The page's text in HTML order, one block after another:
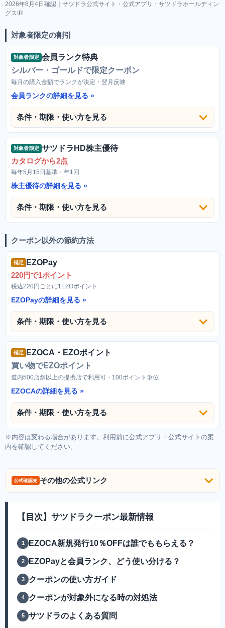
2026年8月4日確認｜サツドラ公式サイト・公式アプリ・サツドラホールディン
グスIR
対象者限定の割引
対象者限定 会員ランク特典
シルバー・ゴールドで限定クーポン
毎月の購入金額でランクが決定・翌月反映
会員ランクの詳細を見る
条件・期限・使い方を見る
対象者限定 サツドラHD株主優待
カタログから2点
毎年5月15日基準・年1回
株主優待の詳細を見る
条件・期限・使い方を見る
クーポン以外の節約方法
補足
EZOPay
220円で1ポイント
税込220円ごとに1EZOポイント
EZOPayの詳細を見る
条件・期限・使い方を見る
補足
EZOCA・EZOポイント
買い物でEZOポイント
道内500店舗以上の提携店で利用可・100ポイント単位
EZOCAの詳細を見る
条件・期限・使い方を見る
※内容は変わる場合があります。利用前に公式アプリ・公式サイトの案
内を確認してください。
公式確認先 その他の公式リンク
【目次】サツドラクーポン最新情報
EZOCA新規発行10％OFFは誰でももらえる？
EZOPayと会員ランク、どう使い分ける？
クーポンの使い方ガイド
クーポンが対象外になる時の対処法
サツドラのよくある質問